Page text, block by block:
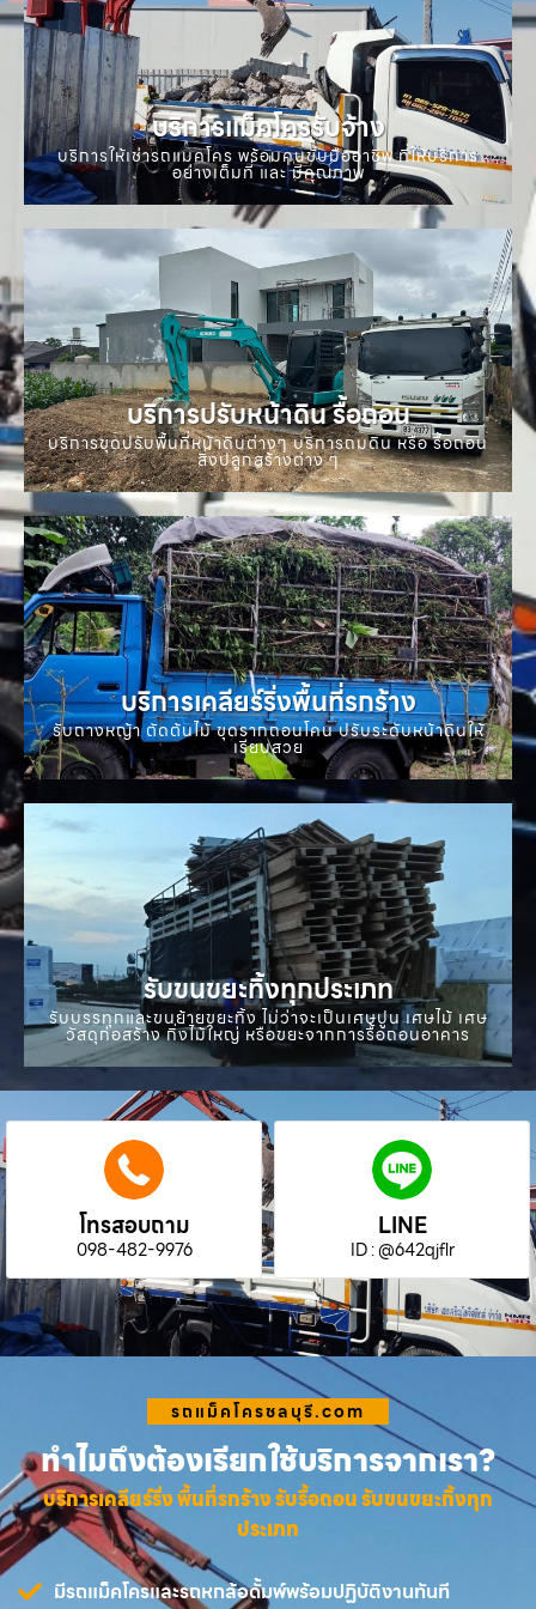
บริการแม็คโครรับจ้าง
บริการให้เช่ารถแมคโคร พร้อมคนขับมืออาชีพ ที่ให้บริการ
อย่างเต็มที่ และ มีคุณภาพ
บริการปรับหน้าดิน รื้อถอน
บริการขุดปรับพื้นที่หน้าดินต่างๆ บริการถมดิน หรือ รื้อถอน
สิ่งปลูกสร้างต่าง ๆ
บริการเคลียร์ริ่งพื้นที่รกร้าง
รับถางหญ้า ตัดต้นไม้ ขุดรากถอนโคน ปรับระดับหน้าดินให้
เรียบสวย
รับขนขยะทิ้งทุกประเภท
รับบรรทุกและขนย้ายขยะทิ้ง ไม่ว่าจะเป็นเศษปูน เศษไม้ เศษ
วัสดุก่อสร้าง กิ่งไม้ใหญ่ หรือขยะจากการรื้อถอนอาคาร
โทรสอบถาม
098-482-9976
LINE
ID : @642qjflr
รถแม็คโครชลบุรี.com
ทำไมถึงต้องเรียกใช้บริการจากเรา?
บริการเคลียร์ริ่ง พื้นที่รกร้าง รับรื้อถอน รับขนขยะทิ้งทุก
ประเภท
มีรถแม็คโครและรถหกล้อดั้มพ์พร้อมปฏิบัติงานทันที